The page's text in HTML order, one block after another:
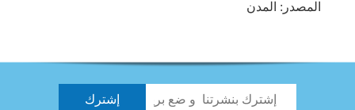
المصدر: المدن